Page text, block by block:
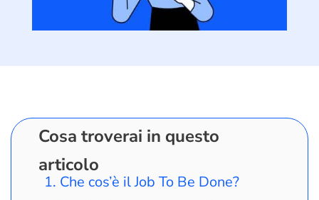
Cosa troverai in questo
articolo
Che cos’è il Job To Be Done?